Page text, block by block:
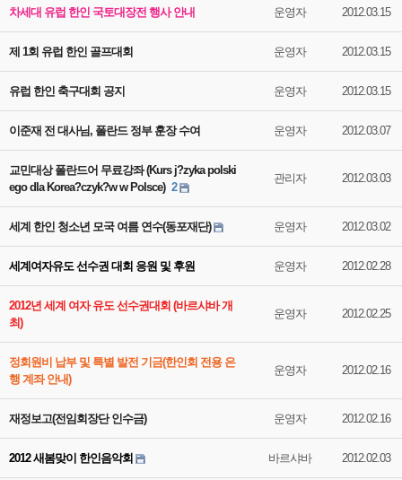
차세대 유럽 한인 국토대장전 행사 안내 운영자 2012.03.15
제 1회 유럽 한인 골프대회 운영자 2012.03.15
유럽 한인 축구대회 공지 운영자 2012.03.15
이준재 전 대사님, 폴란드 정부 훈장 수여 운영자 2012.03.07
교민대상 폴란드어 무료강좌 (Kurs j?zyka polski
ego dla Korea?czyk?w w Polsce) 2
관리자 2012.03.03
세계 한인 청소년 모국 여름 연수(동포재단) 운영자 2012.03.02
세계여자유도 선수권 대회 응원 및 후원 운영자 2012.02.28
2012년 세계 여자 유도 선수권대회 (바르샤바 개
최)
운영자 2012.02.25
정회원비 납부 및 특별 발전 기금(한인회 전용 은
행 계좌 안내)
운영자 2012.02.16
재정보고(전임회장단 인수금) 운영자 2012.02.16
2012 새봄맞이 한인음악회 바르샤바 2012.02.03